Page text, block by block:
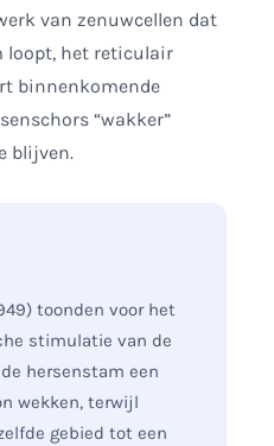
van zenuwcellen dat
loopt, het reticulair
binnenkomende
“wakker”
blijven.
toonden voor het
stimulatie van de
hersenstam een
wekken, terwijl
gebied tot een